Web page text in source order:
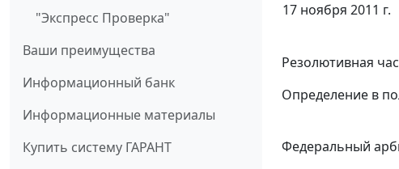
"Экспресс Проверка"
Ваши преимущества
Информационный банк
Информационные материалы
Купить систему ГАРАНТ
17 ноября 2011 г.
Резолютивная
Определение в
Федеральный